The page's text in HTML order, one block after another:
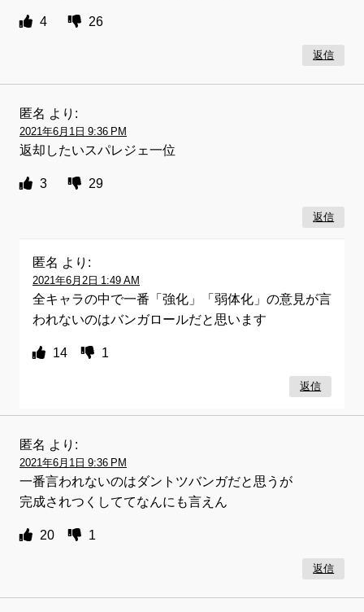
4 26
返信
匿名 より:
2021年6月1日 9:36 PM
返却したいスパレジェ一位
3 29
返信
匿名 より:
2021年6月2日 1:49 AM
全キャラの中で一番「強化」「弱体化」の意見が言
われないのはバンガロールだと思います
14 1
返信
匿名 より:
2021年6月1日 9:36 PM
一番言われないのはダントツバンガだと思うが
完成されつくしててなんにも言えん
20 1
返信